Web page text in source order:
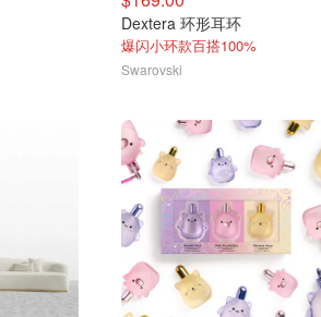
Dextera 环形耳环
爆闪小环款百搭100%
Swarovski